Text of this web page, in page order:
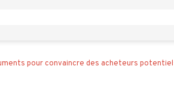
pour convaincre des acheteurs